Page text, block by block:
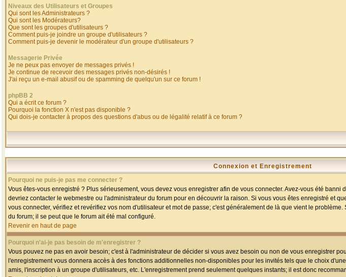
Niveaux des Utilisateurs et Groupes
Qui sont les Administrateurs ?
Qui sont les Modérateurs?
Que sont les groupes d'utilisateurs ?
Comment puis-je joindre un groupe d'utilisateurs ?
Comment puis-je devenir le modérateur d'un groupe d'utilisateurs ?
Messagerie Privée
Je ne peux pas envoyer de messages privés !
Je continue de recevoir des messages privés non-désirés !
J'ai reçu un e-mail abusif ou de spamming de quelqu'un sur ce forum !
phpBB 2
Qui a écrit ce forum ?
Pourquoi la fonction X n'est pas disponible ?
Qui dois-je contacter à propos des questions d'abus ou de légalité relatif à ce forum ?
Connexion et Enregistrement
Pourquoi ne puis-je pas me connecter ?
Vous êtes-vous enregistré ? Plus sérieusement, vous devez vous enregistrer afin de vous connecter. Avez-vous été banni
devriez contacter le webmestre ou l'administrateur du forum pour en découvrir la raison. Si vous vous êtes enregistré et
vous connecter, vérifiez et revérifiez vos nom d'utilisateur et mot de passe; c'est généralement de là que vient le
du forum; il se peut que le forum ait été mal configuré.
Revenir en haut de page
Pourquoi n'ai-je pas besoin de m'enregistrer ?
Vous pouvez ne pas en avoir besoin; c'est à l'administrateur de décider si vous avez besoin ou non de vous enregistrer
l'enregistrement vous donnera accès à des fonctions additionnelles non-disponibles pour les invités tels que le choix
amis, l'inscription à un groupe d'utilisateurs, etc. L'enregistrement prend seulement quelques instants; il est donc